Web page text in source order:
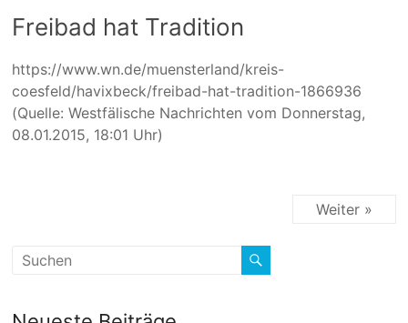
Freibad hat Tradition
https://www.wn.de/muensterland/kreis-
coesfeld/havixbeck/freibad-hat-tradition-1866936
(Quelle: Westfälische Nachrichten vom Donnerstag,
08.01.2015, 18:01 Uhr)
Weiter »